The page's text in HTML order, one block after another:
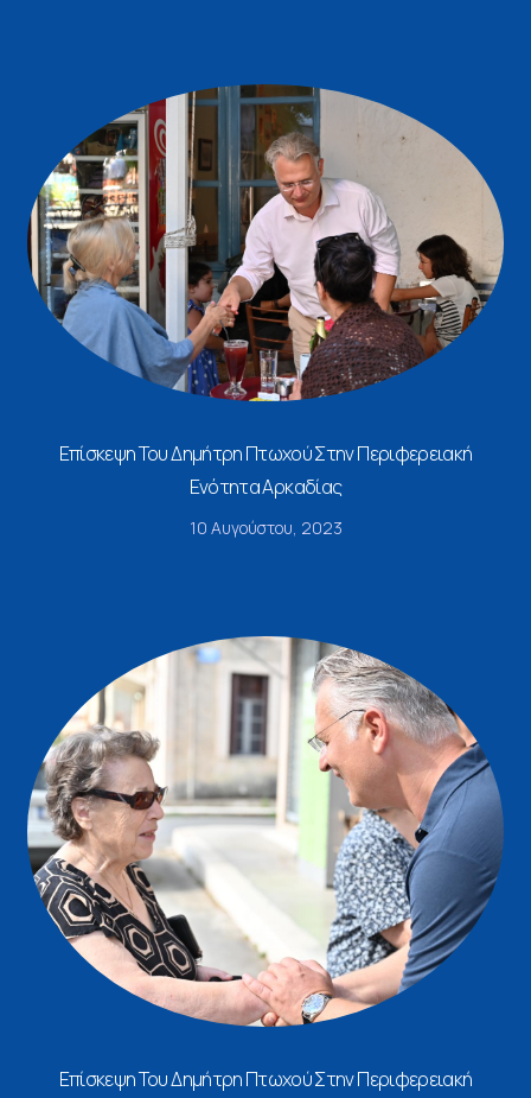
Επίσκεψη Του Δημήτρη Πτωχού Στην Περιφερειακή
Ενότητα Αρκαδίας
10 Αυγούστου, 2023
Επίσκεψη Του Δημήτρη Πτωχού Στην Περιφερειακή